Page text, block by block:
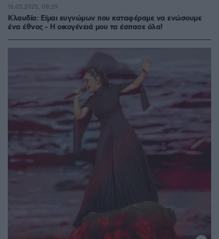
Κλαυδία: Είμαι ευγνώμων που καταφέραμε να ενώσουμε
ένα έθνος - Η οικογένειά μου τα έσπασε όλα!
16.05.2025, 08:29